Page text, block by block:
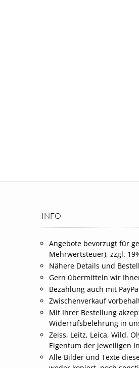
INFO
Angebote bevorzugt für
Mehrwertsteuer), zzgl.
Nähere Details und
Gern übermitteln wir
Bezahlung auch mit
Zwischenverkauf
Mit Ihrer Bestellung
Widerrufsbelehrung in
Zeiss, Leitz, Leica, Wild,
Eigentum der jeweiligen
Alle Bilder und Texte